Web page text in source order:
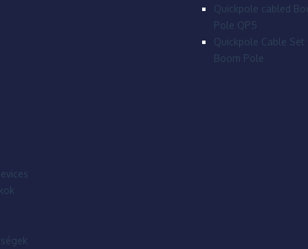
Quickpole cabled
Pole QP5
Quickpole Cable Set
Boom Pole